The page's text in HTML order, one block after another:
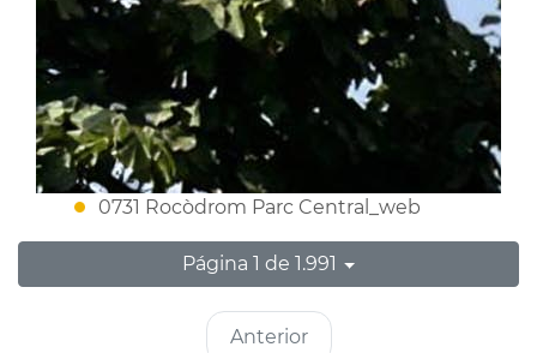
0731 Rocòdrom Parc Central_web
Página 1 de 1.991
Anterior